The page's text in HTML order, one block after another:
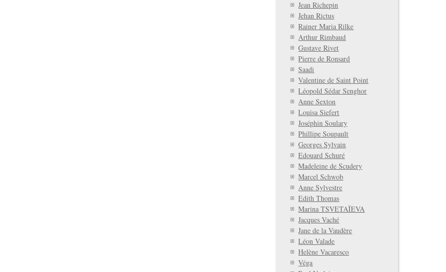
Jean Richepin
Jehan Rictus
Rainer Maria Rilke
Arthur Rimbaud
Gustave Rivet
Pierre de Ronsard
Saadi
Valentine de Saint Point
Léopold Sédar Senghor
Anne Sexton
Louisa Siefert
Joséphin Soulary
Phillipe Soupault
Georges Sylvain
Edouard Schuré
Madeleine de Scudery
Marcel Schwob
Anne Sylvestre
Edith Thomas
Marina TSVETAÏEVA
Jacques Vaché
Jane de la Vaudère
Léon Valade
Helène Vacaresco
Véga